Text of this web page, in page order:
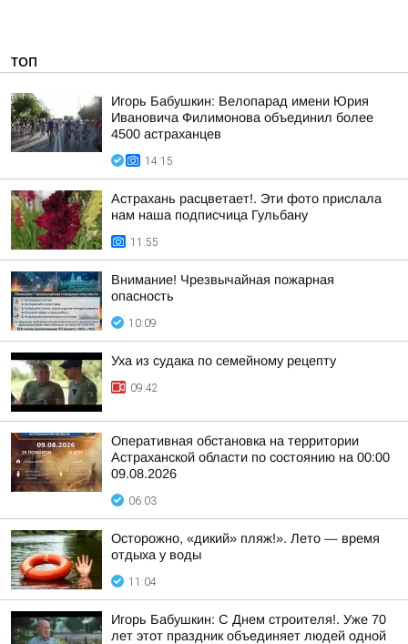
ТОП
Игорь Бабушкин: Велопарад имени Юрия
Ивановича Филимонова объединил более
4500 астраханцев
14:15
Астрахань расцветает!. Эти фото прислала
нам наша подписчица Гульбану
11:55
Внимание! Чрезвычайная пожарная
опасность
10:09
Уха из судака по семейному рецепту
09:42
Оперативная обстановка на территории
Астраханской области по состоянию на 00:00
09.08.2026
06:03
Осторожно, «дикий» пляж!». Лето — время
отдыха у воды
11:04
Игорь Бабушкин: С Днем строителя!. Уже 70
лет этот праздник объединяет людей одной